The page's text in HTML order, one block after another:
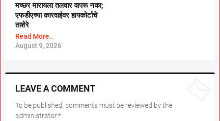
मच्छर मारायला तलवार वापरू नका;
एफडीएच्या कारवाईवर हायकोर्टाचे
ताशेरे
Read More..
August 9, 2026
LEAVE A COMMENT
To be published, comments must be reviewed by the
administrator.*